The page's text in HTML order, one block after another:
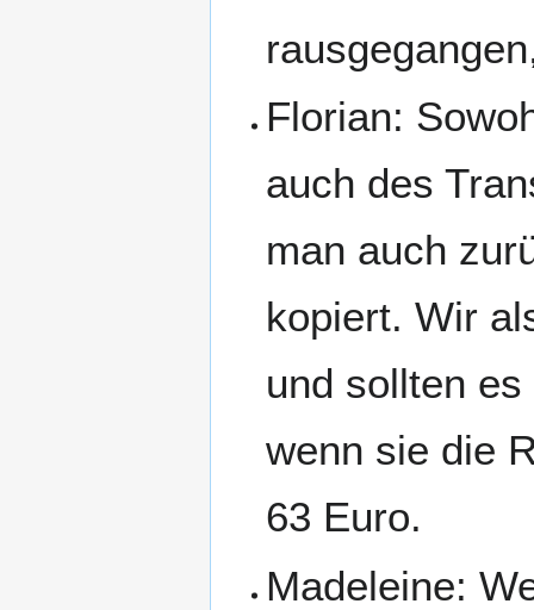
Florian:
auch des
man auch
kopiert. Wir
und sollten
wenn sie die
63 Euro.
Madeleine: